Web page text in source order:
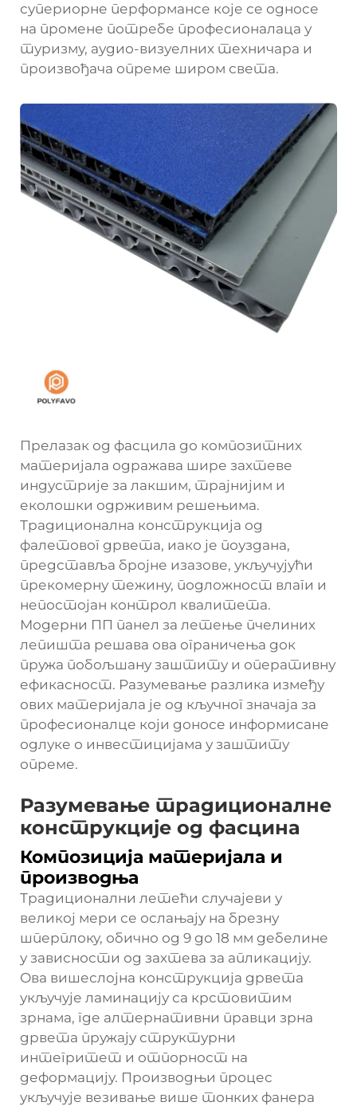
супериорне перформансе које се односе
на промене потребе професионалаца у
туризму, аудио-визуелних техничара и
произвођача опреме широм света.
Прелазак од фасцила до композитних
материјала одражава шире захтеве
индустрије за лакшим, трајнијим и
еколошки одрживим решењима.
Традиционална конструкција од
фалетовог дрвета, иако је поуздана,
представља бројне изазове, укључујући
прекомерну тежину, подложност влаги и
непостојан контрол квалитета.
Модерни ПП панел за летење пчелиних
лепишта решава ова ограничења док
пружа побољшану заштиту и оперативну
ефикасност. Разумевање разлика између
ових материјала је од кључног значаја за
професионалце који доносе информисане
одлуке о инвестицијама у заштиту
опреме.
Разумевање традиционалне
конструкције од фасцина
Композиција материјала и
производња
Традиционални летећи случајеви у
великој мери се ослањају на брезну
шперплоку, обично од 9 до 18 мм дебелине
у зависности од захтева за апликацију.
Ова вишеслојна конструкција дрвета
укључује ламинацију са крстовитим
зрнама, где алтернативни правци зрна
дрвета пружају структурни
интегритет и отпорност на
деформацију. Производњи процес
укључује везивање више тонких фанера